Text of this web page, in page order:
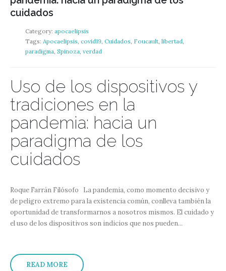
cuidados
Category: apocaelipsis
Tags: Apocaelipsis, covid19, Cuidados, Foucault, libertad,
paradigma, Spinoza, verdad
Uso de los dispositivos y
tradiciones en la
pandemia: hacia un
paradigma de los
cuidados
Roque Farrán Filósofo La pandemia, como momento decisivo y
de peligro extremo para la existencia común, conlleva también la
oportunidad de transformarnos a nosotros mismos. El cuidado y
el uso de los dispositivos son indicios que nos pueden...
READ MORE